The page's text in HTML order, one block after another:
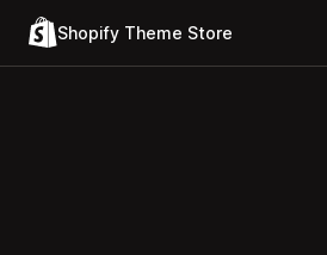
Shopify Theme Store